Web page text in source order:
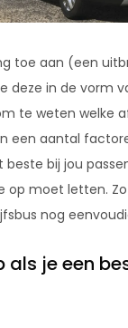
toe aan (een
deze in de vorm
te weten welke
een aantal
bij jou
op moet letten.
nog
als je een